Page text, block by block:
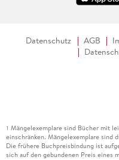
Datenschutz AGB
1 Mängelexemplare sind Bücher mit
einschränken. Mängelexemplare sind
Die frühere Buchpreisbindung ist
sich auf den gebundenen Preis eines